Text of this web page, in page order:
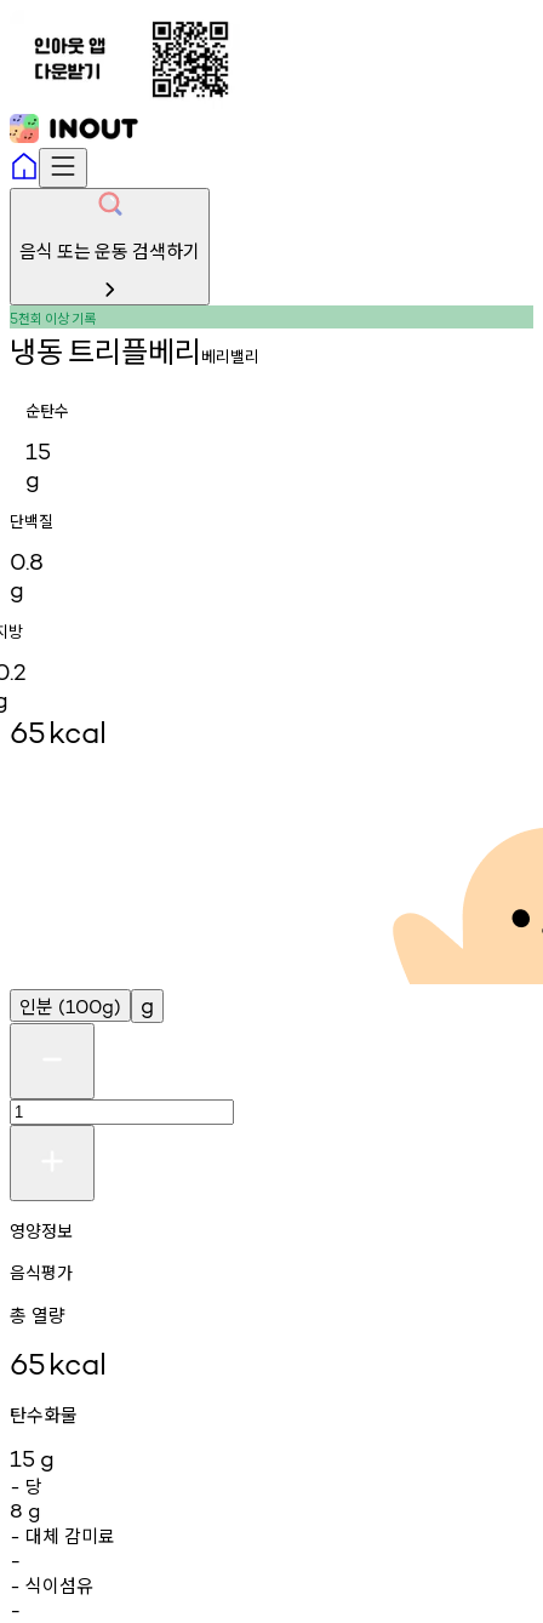
음식 또는 운동 검색하기
5천회 이상기록
냉동트리플베리 베리밸리
순탄수
15
g
단백질
0.8
g
방
65kcal
인분 (100g) g
영양정보
음식평가
총 열량
65kcal
탄수화물
15 g
- 당
8 g
- 대체 감미료
-
- 식이섬유
-